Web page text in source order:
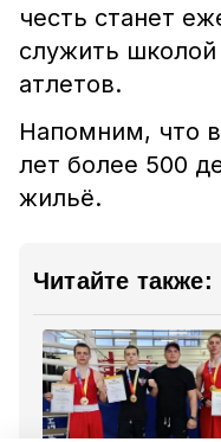
честь станет
служить
атлетов.
Напомним, что
лет более 500
жильё.
Читайте также: